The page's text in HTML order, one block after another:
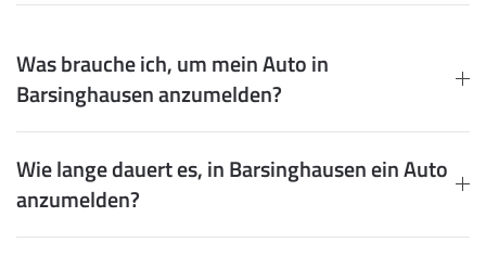
Was brauche ich, um mein Auto in
Barsinghausen anzumelden?
Wie lange dauert es, in Barsinghausen ein Auto
anzumelden?